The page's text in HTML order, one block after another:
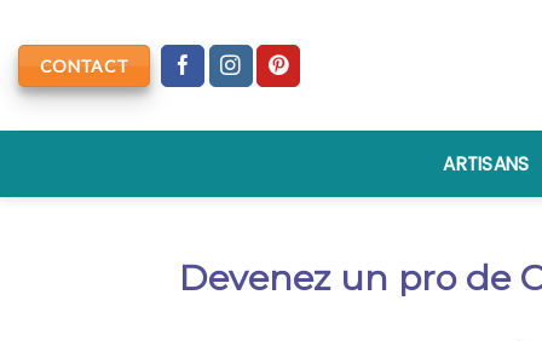
to
content
CONTACT
ARTISANS
Devenez un pro de